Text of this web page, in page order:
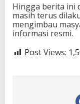
Hingga berita ini
masih terus
mengimbau
informasi resmi.
Post Views: